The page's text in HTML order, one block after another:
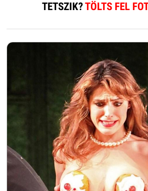
TETSZIK?TÖLTS FEL